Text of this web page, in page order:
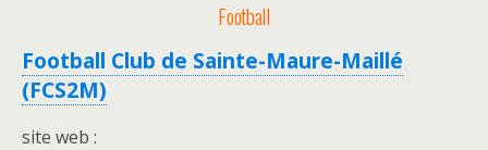
Football
Football Club de Sainte-Maure-Maillé
(FCS2M)
site web :